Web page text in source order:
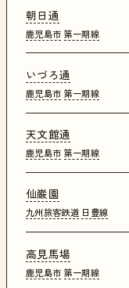
朝日通
鹿児島市 第一期線
いづろ通
鹿児島市 第一期線
天文館通
鹿児島市 第一期線
仙巌園
九州旅客鉄道 日豊線
高見馬場
鹿児島市 第一期線